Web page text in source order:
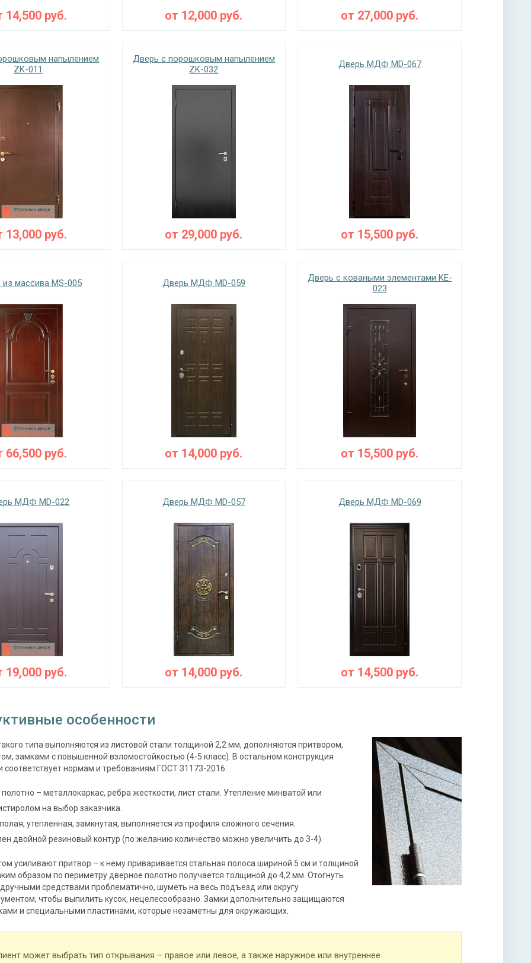
14,500руб. от 12,000 руб. от 27,000 руб.
напылением
ZK-011
13,000руб.
Дверь с порошковым напылением
ZK-032
от 29,000 руб.
Дверь МДФ MD-067
от 15,500 руб.
массива MS-005
66,500руб.
Дверь МДФ MD-059
от 14,000 руб.
Дверь с коваными элементами KE-
023
от 15,500 руб.
МДФ MD-022
19,000руб.
Дверь МДФ MD-057
от 14,000 руб.
Дверь МДФ MD-069
от 14,500 руб.
особенности
типа выполняются из листовой стали толщиной 2,2 мм, дополняются притвором,
замками с повышенной взломостойкостью (4-5 класс). В остальном конструкция
соответствует нормам и требованиям ГОСТ 31173-2016:
– металлокаркас, ребра жесткости, лист стали. Утепление минватой или
на выбор заказчика.
утепленная, замкнутая, выполняется из профиля сложного сечения.
двойной резиновый контур (по желанию количество можно увеличить до 3-4).
усиливают притвор – к нему приваривается стальная полоса шириной 5 см и толщиной
образом по периметру дверное полотно получается толщиной до 4,2 мм. Отогнуть
средствами проблематично, шуметь на весь подъезд или округу
чтобы выпилить кусок, нецелесообразно. Замки дополнительно защищаются
и специальными пластинами, которые незаметны для окружающих.
может выбрать тип открывания – правое или левое, а также наружное или внутреннее.